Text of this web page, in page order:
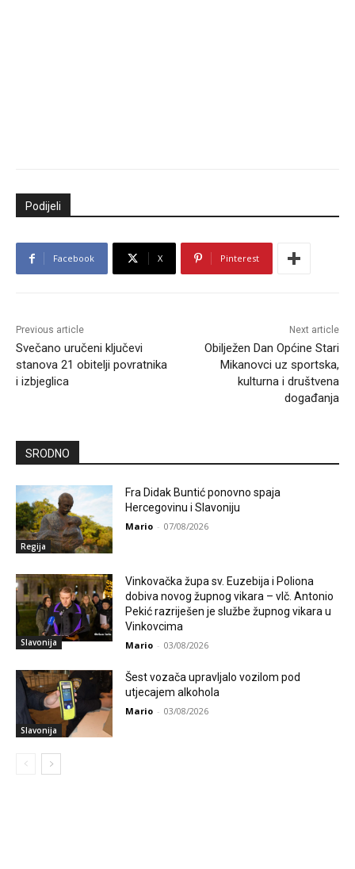
Podijeli
Facebook X Pinterest
Previous article
Svečano uručeni ključevi
stanova 21 obitelji povratnika
i izbjeglica
Next article
Obilježen Dan Općine Stari
Mikanovci uz sportska,
kulturna i društvena
događanja
SRODNO
Regija
Fra Didak Buntić ponovno spaja
Hercegovinu i Slavoniju
Mario - 07/08/2026
Slavonija
Vinkovačka župa sv. Euzebija i Poliona
dobiva novog župnog vikara – vlč. Antonio
Pekić razriješen je službe župnog vikara u
Vinkovcima
Mario - 03/08/2026
Slavonija
Šest vozača upravljalo vozilom pod
utjecajem alkohola
Mario - 03/08/2026